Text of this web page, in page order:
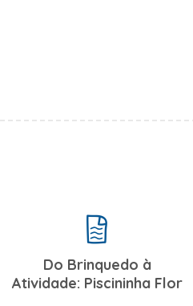
Do Brinquedo à
Atividade: Piscininha Flor